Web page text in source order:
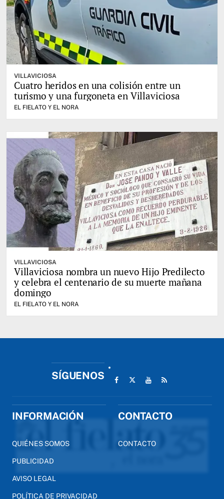
VILLAVICIOSA
Cuatro heridos en una colisión entre un
turismo y una furgoneta en Villaviciosa
EL FIELATO Y EL NORA
VILLAVICIOSA
Villaviciosa nombra un nuevo Hijo Predilecto
y celebra el centenario de su muerte mañana
domingo
EL FIELATO Y EL NORA
SÍGUENOS
INFORMACIÓN
QUIÉNES SOMOS
PUBLICIDAD
AVISO LEGAL
POLÍTICA DE PRIVACIDAD
CONTACTO
CONTACTO